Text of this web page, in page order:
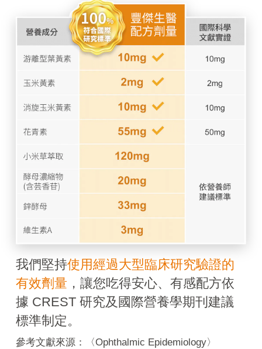
我們堅持使用經過大型臨床研究驗證的
有效劑量 ，讓您吃得安心、有感配方依
據 CREST 研究及國際營養學期刊建議
標準制定。
參考文獻來源：〈Ophthalmic Epidemiology〉